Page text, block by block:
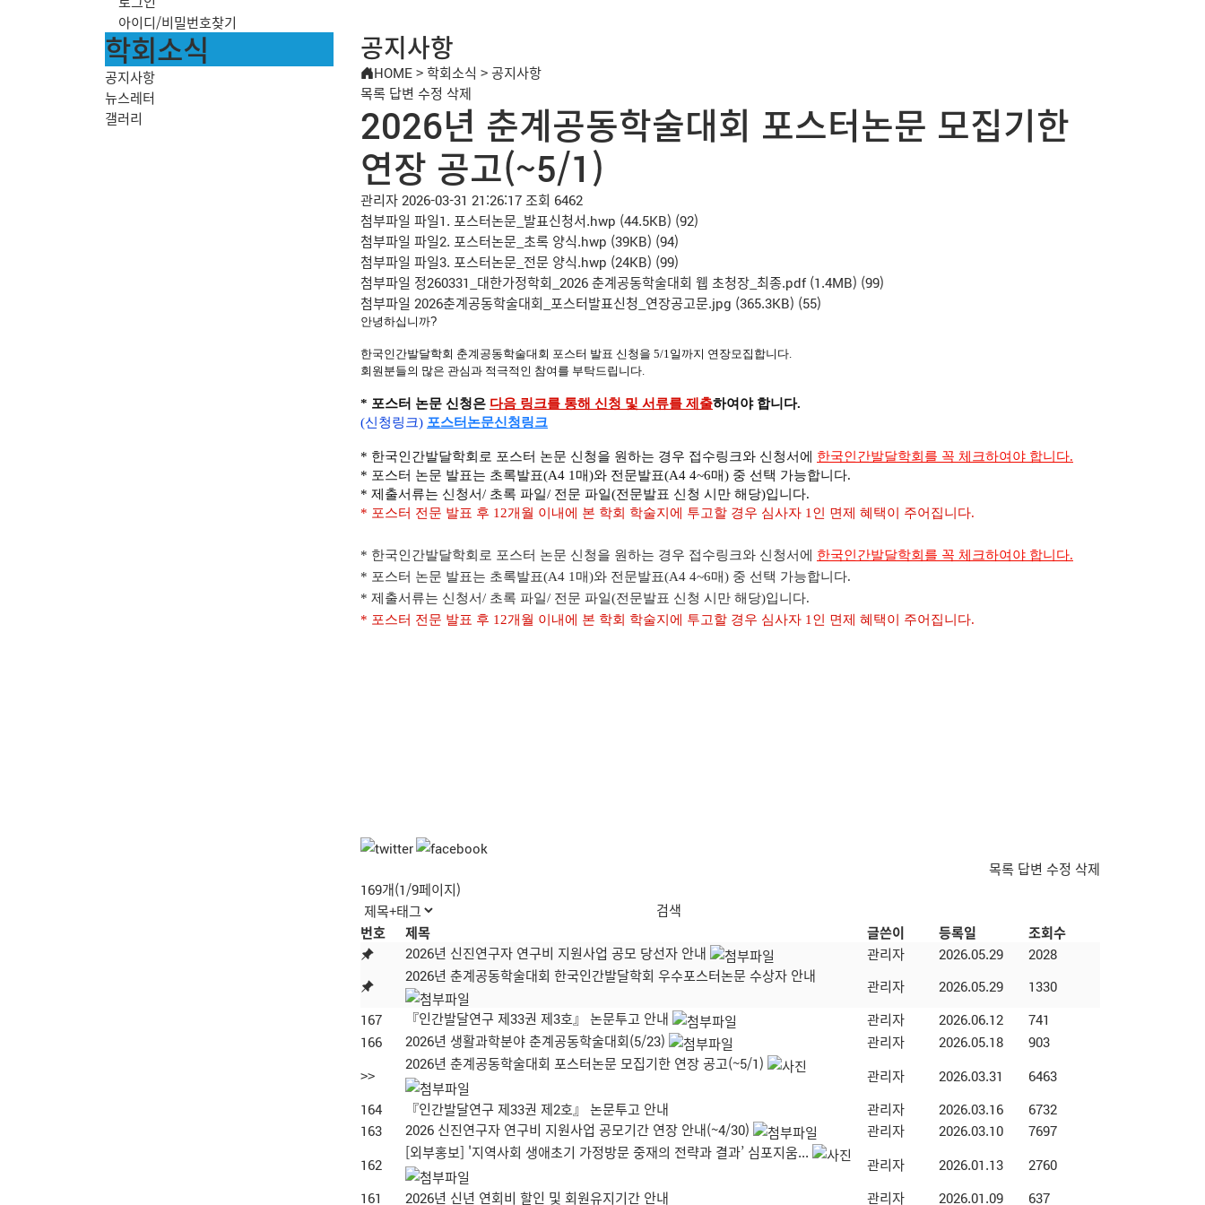
아이디/비밀번호찾기
학회소식
공지사항
뉴스레터
갤러리
공지사항
HOME>학회소식 >공지사항
목록 답변 수정 삭제
2026년 춘계공동학술대회 포스터논문 모집기한
연장 공고(~5/1)
관리자2026-03-31 21:26:17조회 6462
첨부파일 파일1. 포스터논문_발표신청서.hwp (44.5KB) (92)
첨부파일 파일2. 포스터논문_초록 양식.hwp (39KB) (94)
첨부파일 파일3. 포스터논문_전문 양식.hwp (24KB) (99)
첨부파일 정260331_대한가정학회_2026 춘계공동학술대회 웹 초청장_최종.pdf (1.4MB) (99)
첨부파일 2026춘계공동학술대회_포스터발표신청_연장공고문.jpg (365.3KB) (55)
안녕하십니까?
한국인간발달학회 춘계공동학술대회 포스터 발표 신청을 5/1일까지 연장모집합니다.
회 원분들의 많은 관심과 적극적인 참여를 부탁드립니다.
* 포스터 논문 신청은 다음 링크를 통해 신청 및 서류를 제출하여야 합니다.
(신청링크) 포스터논문신청링크
* 한국인간발달학회로 포스터 논문 신청을 원하는 경우 접수링크와 신청서에 한국인간발달학회를 꼭 체크하여야 합니다.
* 포스터 논문 발표는 초록발표(A4 1매)와 전문발표(A4 4~6매) 중 선택 가능합니다.
* 제출서류는 신청서/ 초록 파일/ 전문 파일(전문발표 신청 시만 해당)입니다.
* 포스터 전문 발표 후 12개월 이내에 본 학회 학술지에 투고할 경우 심사자 1인 면제 혜택이 주어집니다.
* 한국인간발달학회로 포스터 논문 신청을 원하는 경우 접수링크와 신청서에 한국인간발달학회를 꼭 체크하여야 합니다.
* 포스터 논문 발표는 초록발표(A4 1매)와 전문발표(A4 4~6매) 중 선택 가능합니다.
* 제출서류는 신청서/ 초록 파일/ 전문 파일(전문발표 신청 시만 해당)입니다.
* 포스터 전문 발표 후 12개월 이내에 본 학회 학술지에 투고할 경우 심사자 1인 면제 혜택이 주어집니다.
목록 답변 수정 삭제
169개(1/9페이지)
번호 제목 글쓴이 등록일
조회수
2026년 신진연구자 연구비 지원사업 공모 당선자 안내
관리자 2026.05.29
2028
2026년 춘계공동학술대회 한국인간발달학회 우수포스터논문 수상자 안내
관리자 2026.05.29
1330
167
『인간발달연구 제33권 제3호』 논문투고 안내 관리자 2026.06.12
741
166
2026년 생활과학분야 춘계공동학술대회(5/23) 관리자 2026.05.18
903
>>
2026년 춘계공동학술대회 포스터논문 모집기한 연장 공고(~5/1)
관리자 2026.03.31
6463
164
『인간발달연구 제33권 제2호』 논문투고 안내 관리자 2026.03.16
6732
163
2026 신진연구자 연구비 지원사업 공모기간 연장 안내(~4/30) 관리자 2026.03.10
7697
162
[외부홍보] '지역사회 생애초기 가정방문 중재의 전략과 결과’ 심포지움...
관리자 2026.01.13
2760
161
2026년 신년 연회비 할인 및 회원유지기간 안내 관리자 2026.01.09 637